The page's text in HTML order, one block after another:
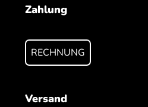
Zahlung
RECHNUNG
Versand